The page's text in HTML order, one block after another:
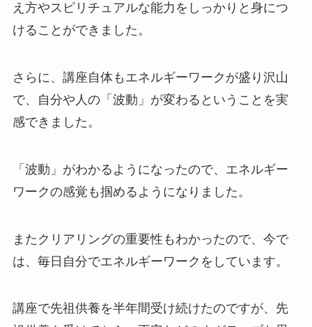
え方やスピリチュアルな能力をしっかりと身につ
けることができました。
さらに、講座自体もエネルギーワークが盛り沢山
で、自分や人の「波動」が変わるということを実
感できました。
「波動」がわかるようになったので、エネルギー
ワークの感覚も掴めるようになりました。
またクリアリングの重要性もわかったので、今で
は、毎日自分でエネルギーワークをしています。
講座で先祖供養を半年間受け続けたのですが、先